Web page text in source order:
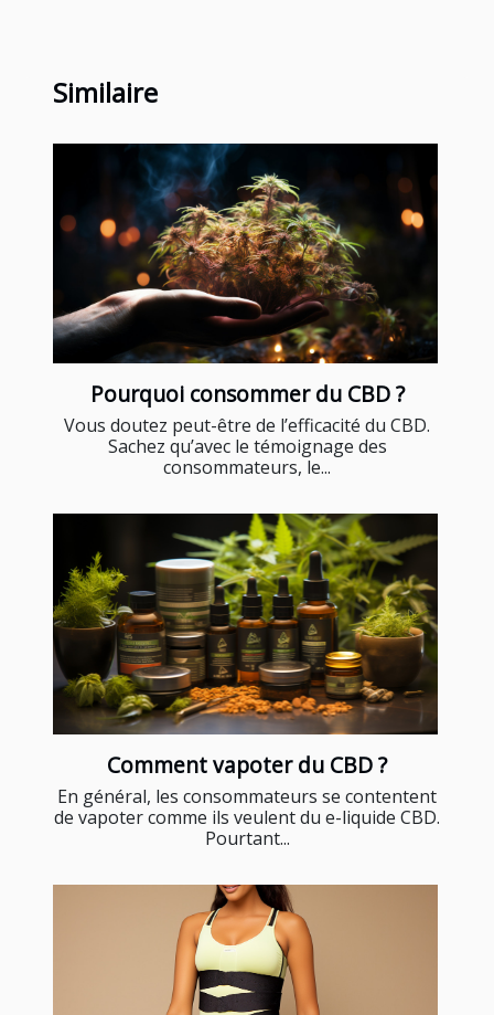
Similaire
Pourquoi consommer du CBD ?
Vous doutez peut-être de l’efficacité du CBD.
Sachez qu’avec le témoignage des
consommateurs, le...
Comment vapoter du CBD ?
En général, les consommateurs se contentent
de vapoter comme ils veulent du e-liquide CBD.
Pourtant...